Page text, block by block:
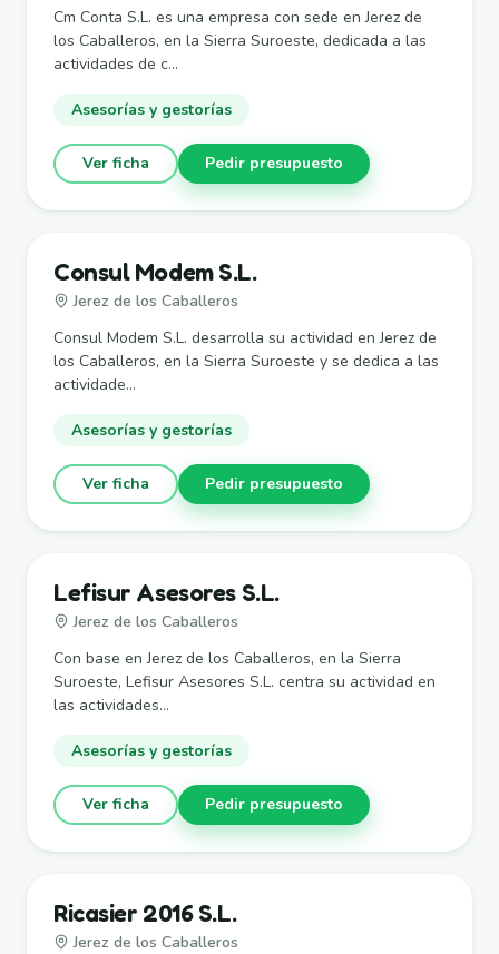
Cm Conta S.L. es una empresa con sede en Jerez de
los Caballeros, en la Sierra Suroeste, dedicada a las
actividades de c...
Asesorías y gestorías
Ver ficha Pedir presupuesto
Consul Modem S.L.
Jerez de los Caballeros
Consul Modem S.L. desarrolla su actividad en Jerez de
los Caballeros, en la Sierra Suroeste y se dedica a las
actividade...
Asesorías y gestorías
Ver ficha Pedir presupuesto
Lefisur Asesores S.L.
Jerez de los Caballeros
Con base en Jerez de los Caballeros, en la Sierra
Suroeste, Lefisur Asesores S.L. centra su actividad en
las actividades...
Asesorías y gestorías
Ver ficha Pedir presupuesto
Ricasier 2016 S.L.
Jerez de los Caballeros